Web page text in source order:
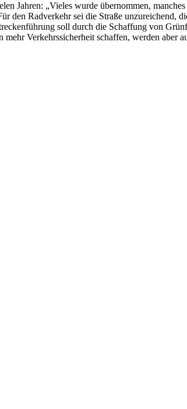
Jahren: „Vieles wurde übernommen,
den Radverkehr sei die Straße unzureichend,
soll durch die Schaffung von
mehr Verkehrssicherheit schaffen, werden